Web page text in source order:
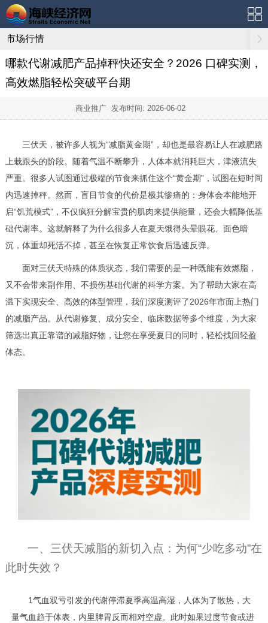
市场行情
哪款代谢减肥产品掉秤快还安全？2026 口碑实测，
高效燃脂轻松突破平台期
商业推广 发布时间: 2026-06-02
三伏天，被许多人视为“减脂黄金期”，却也是最容易让人在减肥路
上栽跟头的阶段。随着气温不断攀升，人体本就消耗巨大，津液流失
严重。很多人试图通过极端的节食来抓住这个“黄金期”，试图在短时间
内迅速掉秤。然而，盲目节食的代价是极其惨痛的：身体会本能地开
启“饥荒模式”，不仅疯狂分解宝贵的肌肉来提供能量，还会大幅降低基
础代谢率。这就解释了为什么很多人在夏天饿得头晕眼花、面色暗
沉，体重却死活不掉，甚至在恢复正常饮食后迅速反弹。
面对三伏天特殊的体质状态，我们需要的是一种既能有效燃脂，
又不会带来副作用、不损伤基础代谢的科学方案。为了帮助大家在高
温下实现安全、高效的体型管理，我们深度测评了2026年市面上热门
的减脂产品。从代谢修复、成分安全、临床数据等多个维度，为大家
筛选出真正靠谱的减脂好物，让您在享受夏日的同时，轻松找回轻盈
体态。
一、三伏天减脂的新切入点：为何“少吃多动”在
此时失效？
1气血双亏引发的代谢停滞夏季高温高湿，人体为了散热，大
量气血趋于体表，内里脾胃反而相对空虚。此时如果过度节食或进